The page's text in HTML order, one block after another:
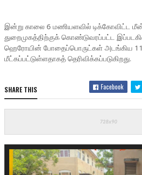
இன்று காலை 6 மணியளவில் டிக்கோவிட்ட
துறைமுகத்திற்குக் கொண்டுவரப்பட்ட
ஹெரோயின் போதைப்பொருட்கள் அடங்கிய
மீட்கப்பட்டுள்ளதாகத் தெரிவிக்கப்படுகிறது.
SHARE THIS Facebook